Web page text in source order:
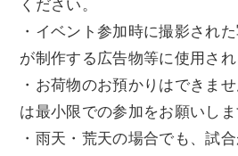
ください。
・イベント参加時に撮影され
が制作する広告物等に使用され
・お荷物のお預かりはできま
は最小限での参加をお願いしま
・雨天・荒天の場合でも、試